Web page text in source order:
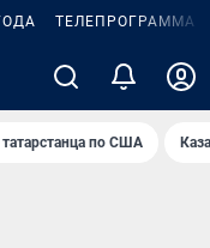
ТЕЛЕПРОГРАММА
татарстанца по США